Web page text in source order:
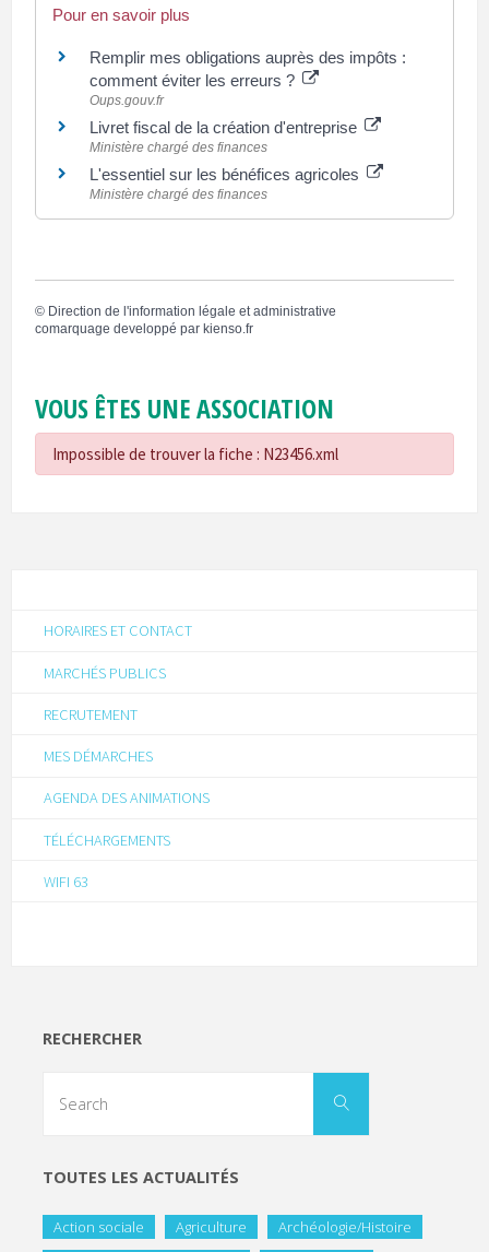
Pour en savoir plus
Remplir mes obligations auprès des impôts :
comment éviter les erreurs ?
Oups.gouv.fr
Livret fiscal de la création d'entreprise
Ministère chargé des finances
L'essentiel sur les bénéfices agricoles
Ministère chargé des finances
© Direction de l'information légale et administrative
comarquage developpé parkienso.fr
VOUS ÊTES UNE ASSOCIATION
Impossible de trouver la fiche : N23456.xml
HORAIRES ET CONTACT
MARCHÉS PUBLICS
RECRUTEMENT
MES DÉMARCHES
AGENDA DES ANIMATIONS
TÉLÉCHARGEMENTS
WIFI 63
RECHERCHER
TOUTES LES ACTUALITÉS
Action sociale Agriculture
Archéologie/Histoire